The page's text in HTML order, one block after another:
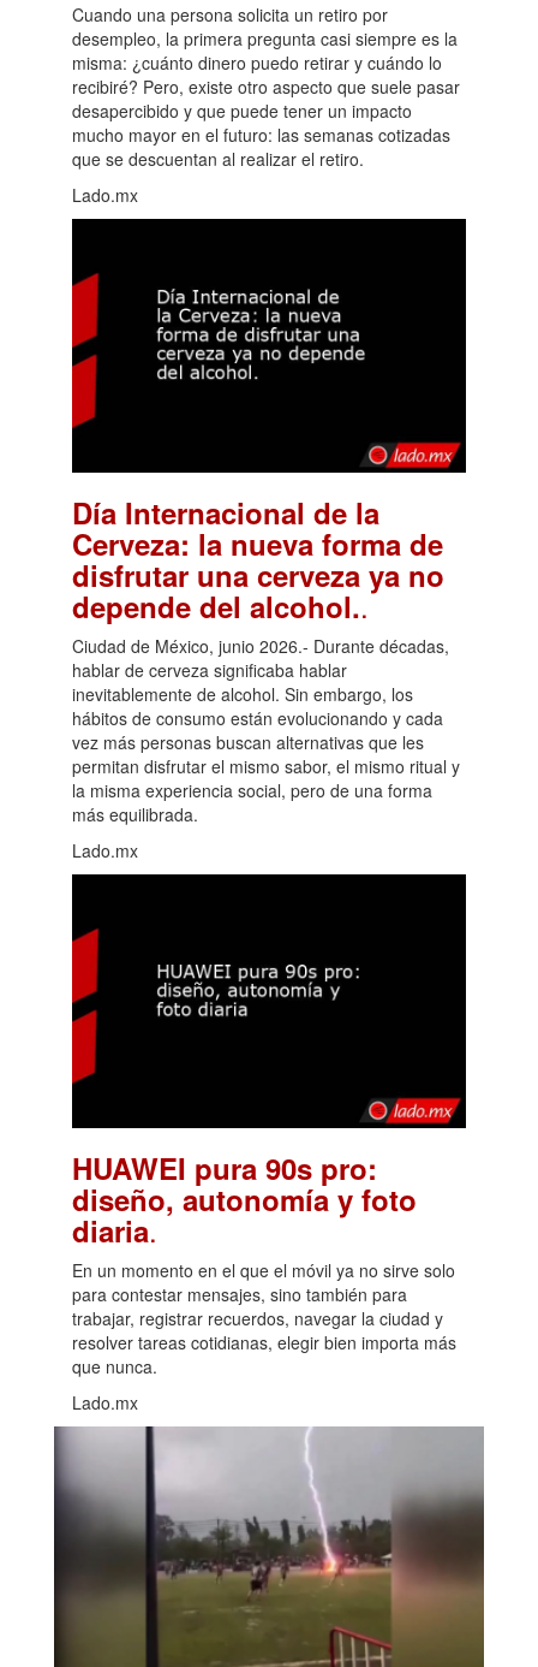
Cuando una persona solicita un retiro por
desempleo, la primera pregunta casi siempre es la
misma: ¿cuánto dinero puedo retirar y cuándo lo
recibiré? Pero, existe otro aspecto que suele pasar
desapercibido y que puede tener un impacto
mucho mayor en el futuro: las semanas cotizadas
que se descuentan al realizar el retiro.
Lado.mx
Día Internacional de la
Cerveza: la nueva forma de
disfrutar una cerveza ya no
depende del alcohol..
Ciudad de México, junio 2026.- Durante décadas,
hablar de cerveza significaba hablar
inevitablemente de alcohol. Sin embargo, los
hábitos de consumo están evolucionando y cada
vez más personas buscan alternativas que les
permitan disfrutar el mismo sabor, el mismo ritual y
la misma experiencia social, pero de una forma
más equilibrada.
Lado.mx
HUAWEI pura 90s pro:
diseño, autonomía y foto
diaria.
En un momento en el que el móvil ya no sirve solo
para contestar mensajes, sino también para
trabajar, registrar recuerdos, navegar la ciudad y
resolver tareas cotidianas, elegir bien importa más
que nunca.
Lado.mx